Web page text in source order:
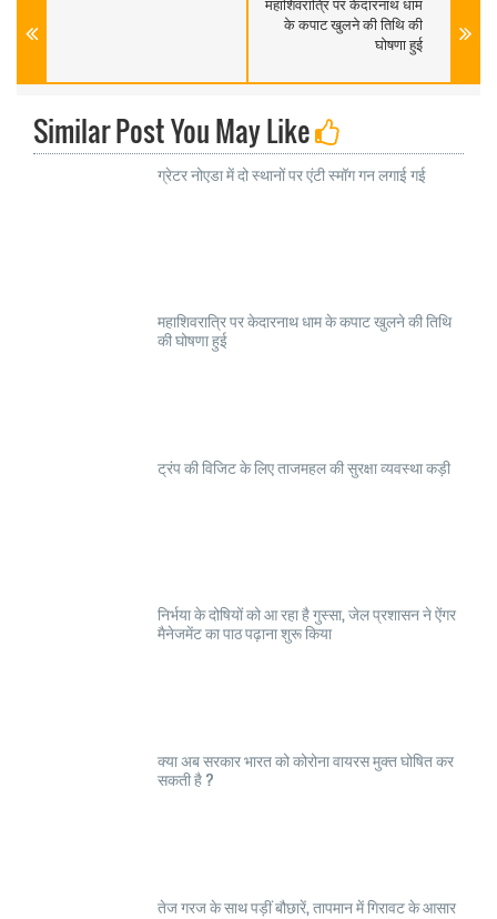
महाशिवरात्रि पर केदारनाथ धाम
के कपाट खुलने की तिथि की
घोषणा हुई
Similar Post You May Like
ग्रेटर नोएडा में दो स्थानों पर एंटी स्मॉग गन लगाई गई
महाशिवरात्रि पर केदारनाथ धाम के कपाट खुलने की तिथि
की घोषणा हुई
ट्रंप की विजिट के लिए ताजमहल की सुरक्षा व्यवस्था कड़ी
निर्भया के दोषियों को आ रहा है गुस्सा, जेल प्रशासन ने ऐंगर
मैनेजमेंट का पाठ पढ़ाना शुरू किया
क्या अब सरकार भारत को कोरोना वायरस मुक्त घोषित कर
सकती है ?
तेज गरज के साथ पड़ीं बौछारें, तापमान में गिरावट के आसार